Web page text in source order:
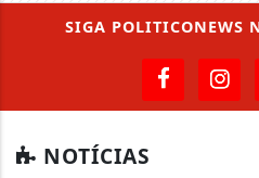
SIGA POLITICONEWS
NOTÍCIAS